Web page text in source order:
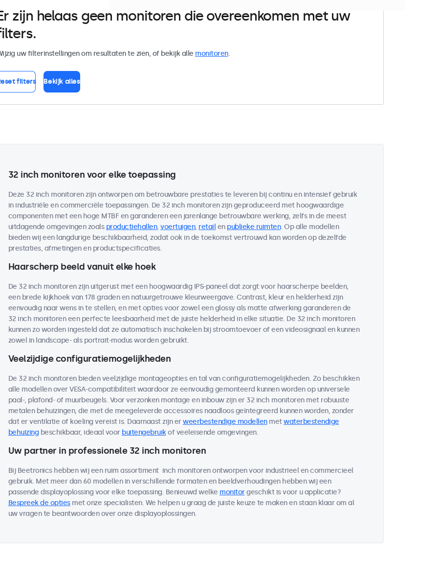
zijn helaas geen monitoren die overeenkomen met uw
uw filterinstellingen om resultaten te zien, of bekijk alle monitoren.
filters Bekijk alles
32 inch monitoren voor elke toepassing
Deze 32 inch monitoren zijn ontworpen om betrouwbare prestaties te leveren bij continu en intensief gebruik
in industriële en commerciële toepassingen. De 32 inch monitoren zijn geproduceerd met hoogwaardige
componenten met een hoge MTBF en garanderen een jarenlange betrouwbare werking, zelfs in de meest
uitdagende omgevingen zoals productiehallen, voertuigen, retailen publieke ruimten. Op alle modellen
bieden wij een langdurige beschikbaarheid, zodat ook in de toekomst vertrouwd kan worden op dezelfde
prestaties, afmetingen en productspecificaties.
Haarscherp beeld vanuit elke hoek
De 32 inch monitoren zijn uitgerust met een hoogwaardig IPS-paneel dat zorgt voor haarscherpe beelden,
een brede kijkhoek van 178 graden en natuurgetrouwe kleurweergave. Contrast, kleur en helderheid zijn
eenvoudig naar wens in te stellen, en met opties voor zowel een glossy als matte afwerking garanderen de
32 inch monitoren een perfecte leesbaarheid met de juiste helderheid in elke situatie. De 32 inch monitoren
kunnen zo worden ingesteld dat ze automatisch inschakelen bij stroomtoevoer of een videosignaal en kunnen
zowel in landscape- als portrait-modus worden gebruikt.
Veelzijdige configuratiemogelijkheden
De 32 inch monitoren bieden veelzijdige montageopties en tal van configuratiemogelijkheden. Zo beschikken
alle modellen over VESA-compatibiliteit waardoor ze eenvoudig gemonteerd kunnen worden op universele
paal-, plafond- of muurbeugels. Voor verzonken montage en inbouw zijn er 32 inch monitoren met robuuste
metalen behuizingen, die met de meegeleverde accessoires naadloos geïntegreerd kunnen worden, zonder
dat er ventilatie of koeling vereist is. Daarnaast zijn erweerbestendige modellenmetwaterbestendige
behuizing beschikbaar, ideaal voor buitengebruikof veeleisende omgevingen.
Uw partner in professionele 32 inch monitoren
Bij Beetronics hebben wij een ruim assortiment inch monitoren ontworpen voor industrieel en commercieel
gebruik. Met meer dan 60 modellen in verschillende formaten en beeldverhoudingen hebben wij een
passende displayoplossing voor elke toepassing. Benieuwd welke monitorgeschikt is voor u applicatie?
Bespreek de optiesmet onze specialisten. We helpen u graag de juiste keuze te maken en staan klaar om al
uw vragen te beantwoorden over onze displayoplossingen.